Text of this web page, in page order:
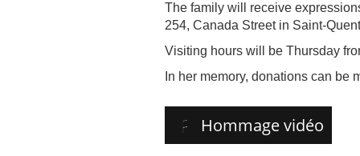
The family will receive
254, Canada Street in Saint-
Visiting hours will be Thursday
In her memory, donations can be
Hommage vidéo